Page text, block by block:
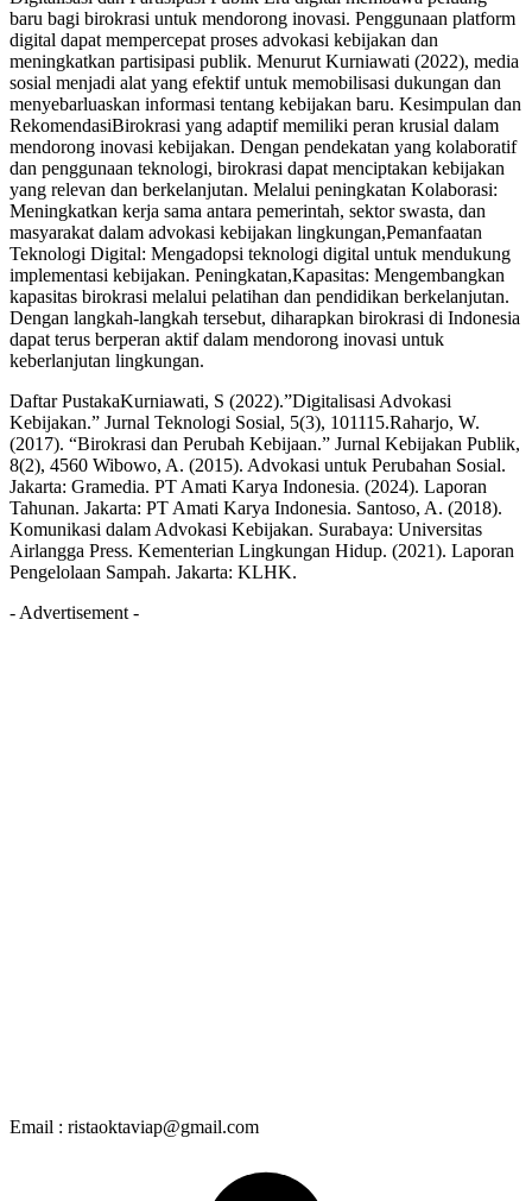
baru bagi birokrasi untuk mendorong inovasi. Penggunaan platform
digital dapat mempercepat proses advokasi kebijakan dan
meningkatkan partisipasi publik. Menurut Kurniawati (2022), media
sosial menjadi alat yang efektif untuk memobilisasi dukungan dan
menyebarluaskan informasi tentang kebijakan baru. Kesimpulan dan
RekomendasiBirokrasi yang adaptif memiliki peran krusial dalam
mendorong inovasi kebijakan. Dengan pendekatan yang kolaboratif
dan penggunaan teknologi, birokrasi dapat menciptakan kebijakan
yang relevan dan berkelanjutan. Melalui peningkatan Kolaborasi:
Meningkatkan kerja sama antara pemerintah, sektor swasta, dan
masyarakat dalam advokasi kebijakan lingkungan,Pemanfaatan
Teknologi Digital: Mengadopsi teknologi digital untuk mendukung
implementasi kebijakan. Peningkatan,Kapasitas: Mengembangkan
kapasitas birokrasi melalui pelatihan dan pendidikan berkelanjutan.
Dengan langkah-langkah tersebut, diharapkan birokrasi di Indonesia
dapat terus berperan aktif dalam mendorong inovasi untuk
keberlanjutan lingkungan.
Daftar PustakaKurniawati, S (2022).”Digitalisasi Advokasi
Kebijakan.” Jurnal Teknologi Sosial, 5(3), 101115.Raharjo, W.
(2017). “Birokrasi dan Perubah Kebijaan.” Jurnal Kebijakan Publik,
8(2), 4560 Wibowo, A. (2015). Advokasi untuk Perubahan Sosial.
Jakarta: Gramedia. PT Amati Karya Indonesia. (2024). Laporan
Tahunan. Jakarta: PT Amati Karya Indonesia. Santoso, A. (2018).
Komunikasi dalam Advokasi Kebijakan. Surabaya: Universitas
Airlangga Press. Kementerian Lingkungan Hidup. (2021). Laporan
Pengelolaan Sampah. Jakarta: KLHK.
- Advertisement -
Email : ristaoktaviap@gmail.com